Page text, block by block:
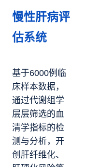
慢性肝病评
估系统
基于6000例临
床样本数据，
通过代谢组学
层层筛选的血
清学指标的检
测与分析，开
创肝纤维化、